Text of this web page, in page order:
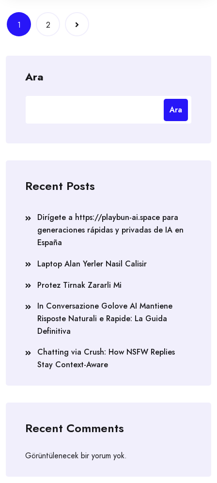
Yazı
gezinmesi
1 2
Ara
Ara
Recent Posts
Dirígete a https://playbun-ai.space para
generaciones rápidas y privadas de IA en
España
Laptop Alan Yerler Nasil Calisir
Protez Tirnak Zararli Mi
In Conversazione Golove AI Mantiene
Risposte Naturali e Rapide: La Guida
Definitiva
Chatting via Crush: How NSFW Replies
Stay Context-Aware
Recent Comments
Görüntülenecek bir yorum yok.